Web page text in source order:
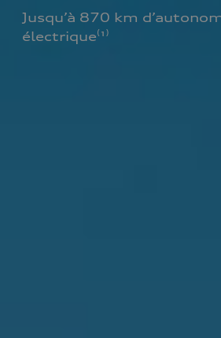
Jusqu’à 870 km
électrique⁽¹⁾